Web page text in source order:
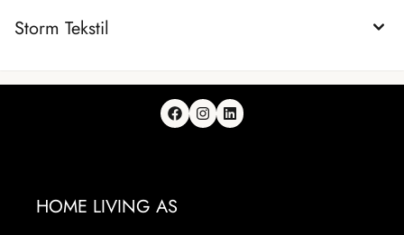
Storm Tekstil
HOME LIVING AS